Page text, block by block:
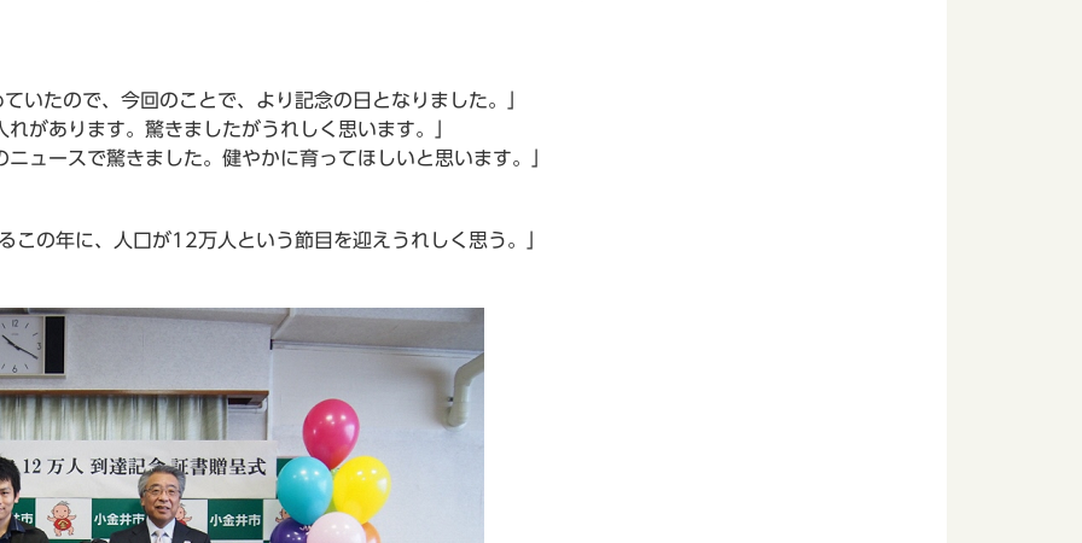
いたので、今回のことで、より記念の日となりました。」
があります。驚きましたがうれしく思います。」
ュースで驚きました。健やかに育ってほしいと思います。」
この年に、人口が12万人という節目を迎えうれしく思う。」